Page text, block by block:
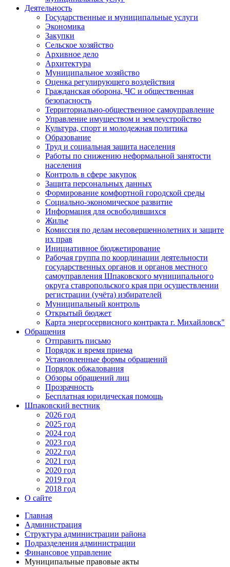
Деятельность
Государственные и муниципальные услуги
Экономика
Закупки
Сельское хозяйство
Архивное дело
Архитектура
Муниципальное хозяйство
Оценка регулирующего воздействия
Гражданская оборона, ЧС и общественная
безопасность
Территориально-общественное самоуправление
Управление имуществом и землеустройство
Культура, спорт и молодежная политика
Образование
Труд и социальная защита населения
Работы по снижению неформальной занятости
населения
Контроль в сфере закупок
Защита персональных данных
Формирование комфортной городской среды
Социально-экономическое развитие
Информация для освободившихся
Жилье
Комиссия по делам несовершеннолетних и защите
их прав
Инициативное бюджетирование
Рабочая группа по координации деятельности
государственных органов и органов местного
самоуправления Шпаковского муниципального
округа ставропольского края при осуществлении
регистрации (учёта) избирателей
Муниципальный контроль
Открытый бюджет
Карта энергосервисного контракта г. Михайловск"
Обращения
Отправить письмо
Порядок и время приема
Установленные формы обращений
Порядок обжалования
Обзоры обращений лиц
Прозрачность
Бесплатная юридическая помощь
Шпаковский вестник
2026 год
2025 год
2024 год
2023 год
2022 год
2021 год
2020 год
2019 год
2018 год
О сайте
Главная
Администрация
Структура администрации района
Подразделения администрации
Финансовое управление
Муниципальные правовые акты